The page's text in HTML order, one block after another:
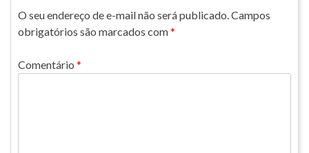
O seu endereço de e-mail não será publicado.Campos
obrigatórios são marcados com*
Comentário *